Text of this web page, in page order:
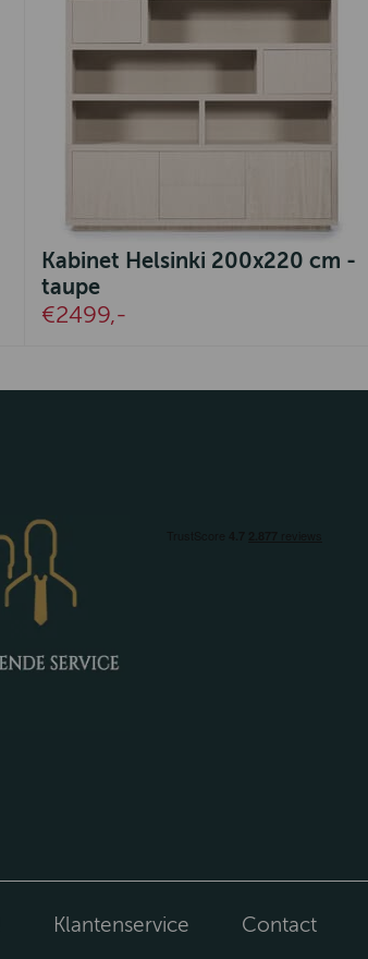
Kabinet Helsinki 200x220 cm -
taupe
€2499,-
Klantenservice Contact